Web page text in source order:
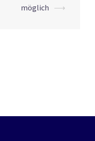
möglich ⟶